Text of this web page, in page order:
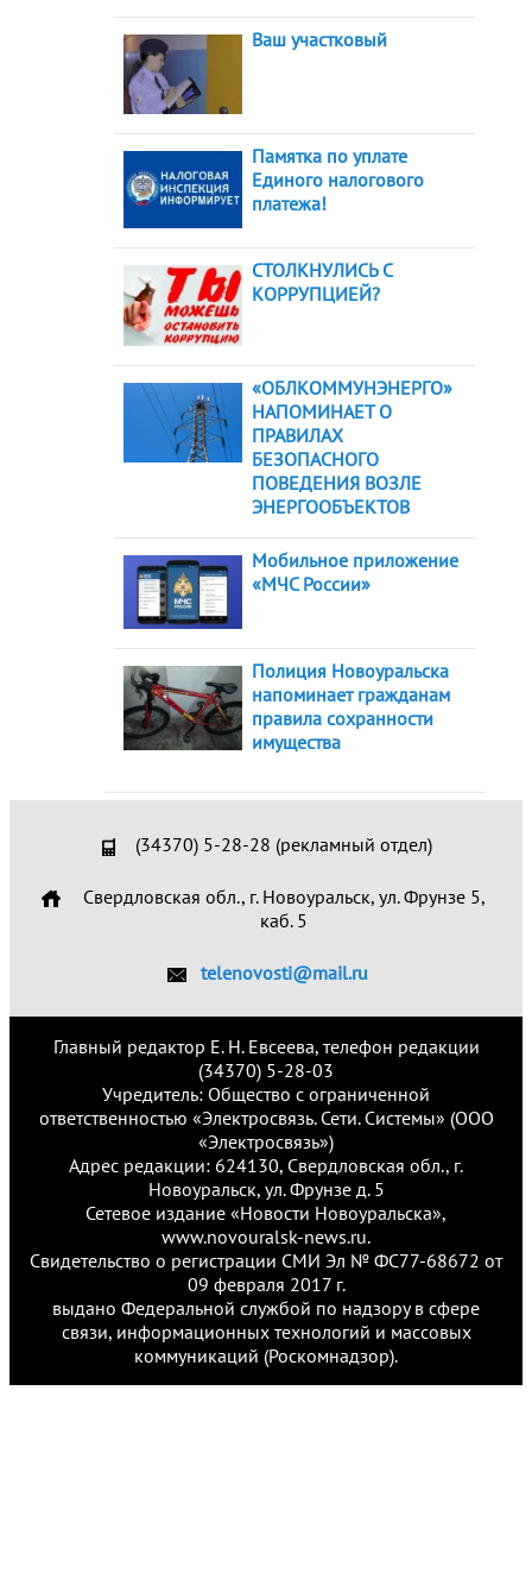
Ваш участковый
Памятка по уплате
Единого налогового
платежа!
СТОЛКНУЛИСЬ С
КОРРУПЦИЕЙ?
«ОБЛКОММУНЭНЕРГО»
НАПОМИНАЕТ О
ПРАВИЛАХ
БЕЗОПАСНОГО
ПОВЕДЕНИЯ ВОЗЛЕ
ЭНЕРГООБЪЕКТОВ
Мобильное приложение
«МЧС России»
Полиция Новоуральска
напоминает гражданам
правила сохранности
имущества
(34370) 5-28-28 (рекламный отдел)
Свердловская обл., г. Новоуральск, ул. Фрунзе 5,
каб. 5
telenovosti@mail.ru
Главный редактор Е. Н. Евсеева, телефон редакции
(34370) 5-28-03
Учредитель: Общество с ограниченной
ответственностью «Электросвязь. Сети. Системы» (ООО
«Электросвязь»)
Адрес редакции: 624130, Свердловская обл., г.
Новоуральск, ул. Фрунзе д. 5
Сетевое издание «Новости Новоуральска»,
www.novouralsk-news.ru.
Свидетельство о регистрации СМИ Эл № ФС77-68672 от
09 февраля 2017 г.
выдано Федеральной службой по надзору в сфере
связи, информационных технологий и массовых
коммуникаций (Роскомнадзор).